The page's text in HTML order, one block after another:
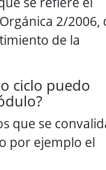
2/2006,
de la
ciclo puedo
que se
por ejemplo el